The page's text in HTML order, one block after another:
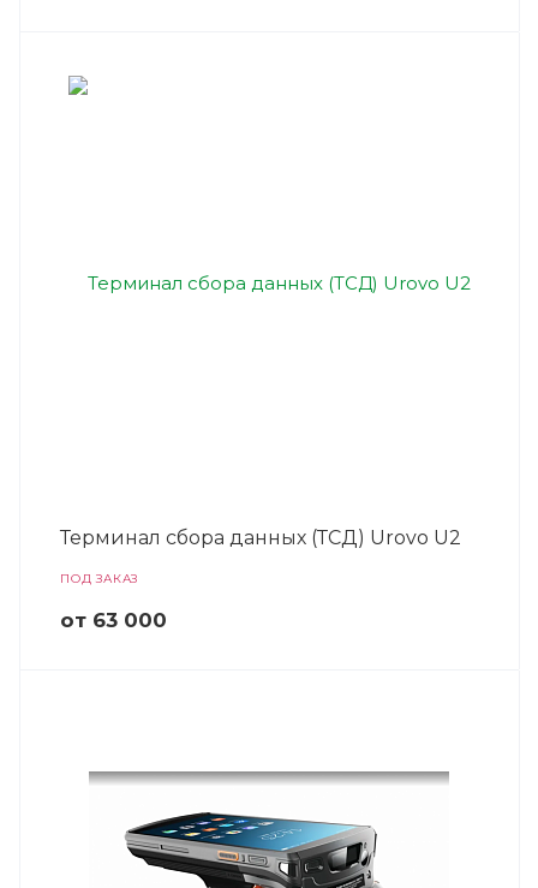
Терминал сбора данных (ТСД) Urovo U2
ПОД ЗАКАЗ
от 63 000